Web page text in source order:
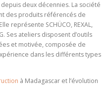
deux décennies. La société
des produits référencés de
représente SCHÜCO, REXAL,
Ses ateliers disposent d’outils
et motivée, composée de
dans les différents types
à Madagascar et l’évolution